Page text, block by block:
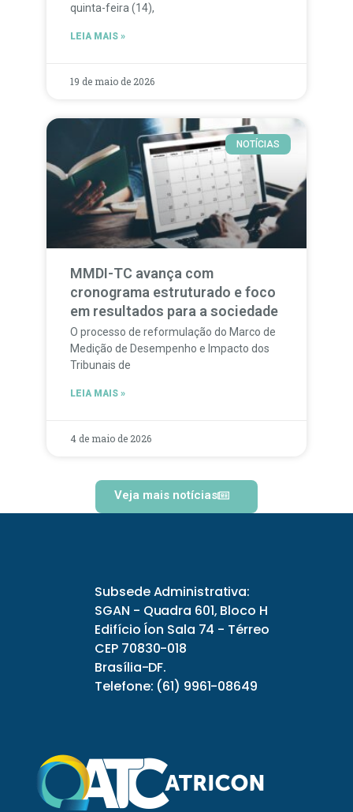
quinta-feira (14),
LEIA MAIS »
19 de maio de 2026
NOTÍCIAS
MMDI-TC avança com
cronograma estruturado e foco
em resultados para a sociedade
O processo de reformulação do Marco de
Medição de Desempenho e Impacto dos
Tribunais de
LEIA MAIS »
4 de maio de 2026
Veja mais notícias
Subsede Administrativa:
SGAN - Quadra 601, Bloco H
Edifício Íon Sala 74 - Térreo
CEP 70830-018
Brasília-DF.
Telefone: (61) 9961-08649